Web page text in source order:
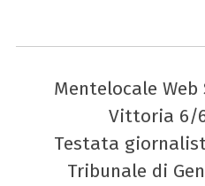
Mentelocale
Vittoria 6/
Testata
Tribunale di